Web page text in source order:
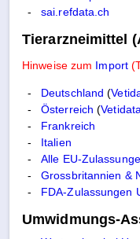
sai.refdata.ch
Tierarzneimittel
Hinweise zum Import
Deutschland (
Österreich (
Frankreich
Italien
Alle EU-
Grossbritannien &
FDA-Zulassungen
Umwidmungs-